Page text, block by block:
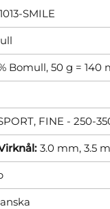
SMILE
Bomull, 50 g = 140
FINE - 250-
3.0 mm, 3.5